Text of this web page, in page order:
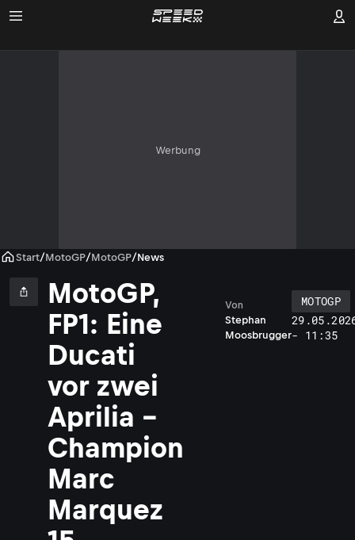
Werbung
Start/MotoGP/MotoGP/News
MotoGP,
FP1: Eine
Ducati
vor zwei
Aprilia –
Champion
Marc
Marquez
Stephan
Moosbrugger
Von
MOTOGP
- 11:35